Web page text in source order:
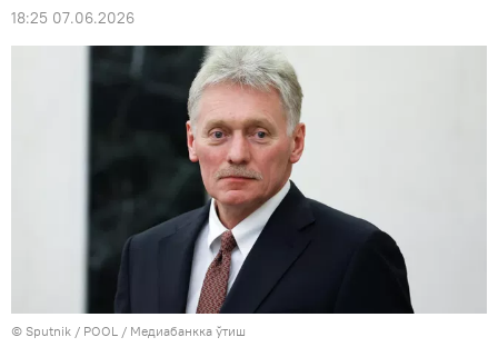
18:25 07.06.2026
© Sputnik / POOL / Медиабанкка ўтиш